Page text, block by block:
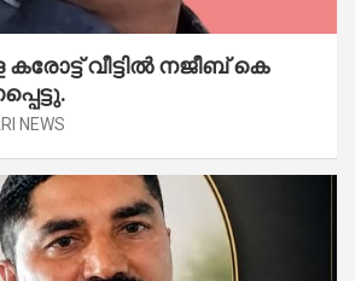
വീട്ടിൽ നജീബ് കെ
NEWS